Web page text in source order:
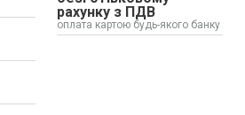
рахунку з ПДВ
оплата картою будь-якого банку